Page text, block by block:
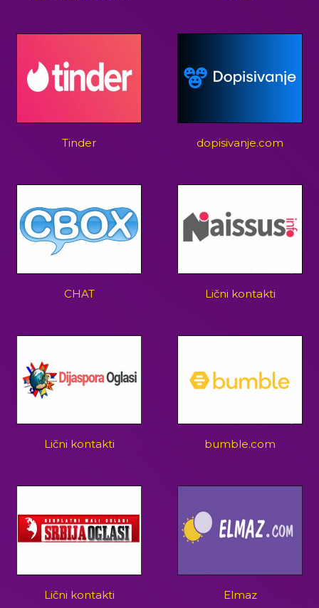
Tinder dopisivanje.com
CHAT Lični kontakti
Lični kontakti bumble.com
Lični kontakti Elmaz